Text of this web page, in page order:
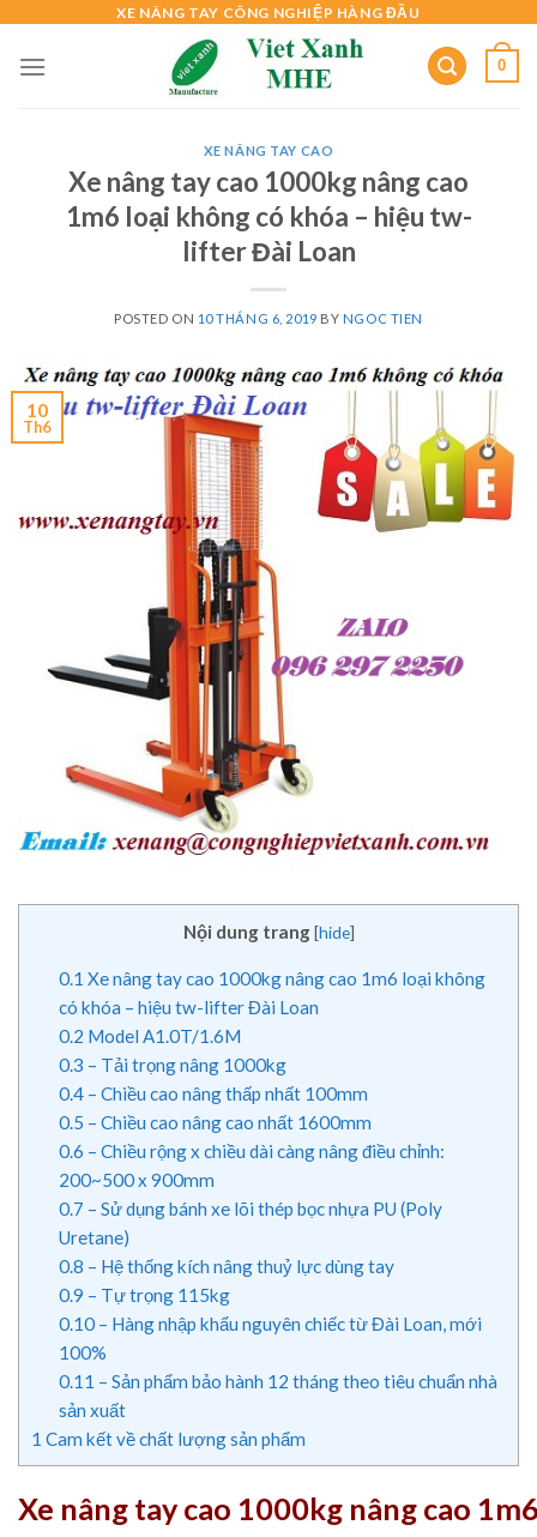
content
XE NÂNG TAY CÔNG NGHIỆP HÀNG ĐẦU
0
XE NÂNG TAY CAO
Xe nâng tay cao 1000kg nâng cao
1m6 loại không có khóa – hiệu tw-
lifter Đài Loan
POSTED ON 10 THÁNG 6, 2019 BY NGOC TIEN
10
Th6
Nội dung trang [hide]
0.1 Xe nâng tay cao 1000kg nâng cao 1m6 loại không
có khóa – hiệu tw-lifter Đài Loan
0.2 Model A1.0T/1.6M
0.3 – Tải trọng nâng 1000kg
0.4– Chiều cao nâng thấp nhất 100mm
0.5 – Chiều cao nâng cao nhất 1600mm
0.6 – Chiều rộng x chiều dài càng nâng điều chỉnh:
200~500 x 900mm
0.7 – Sử dụng bánh xe lõi thép bọc nhựa PU (Poly
Uretane)
0.8 – Hệ thống kích nâng thuỷ lực dùng tay
0.9 – Tự trọng 115kg
0.10– Hàng nhập khẩu nguyên chiếc từ Đài Loan, mới
100%
0.11 – Sản phẩm bảo hành 12 tháng theo tiêu chuẩn nhà
sản xuất
1 Cam kết về chất lượng sản phẩm
Xe nâng tay cao 1000kg nâng cao